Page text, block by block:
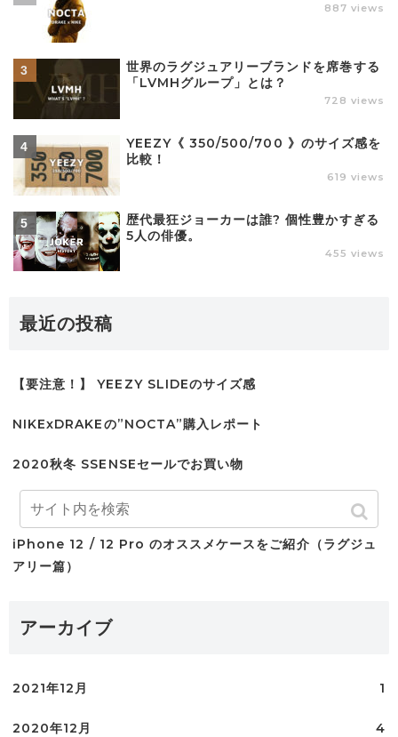
887 views
世界のラグジュアリーブランドを席巻する
「LVMHグループ」とは？
728 views
YEEZY《 350/500/700 》のサイズ感を
比較！
619 views
歴代最狂ジョーカーは誰? 個性豊かすぎる
5人の俳優。
455 views
最近の投稿
【要注意！】 YEEZY SLIDEのサイズ感
NIKExDRAKEの”NOCTA”購入レポート
2020秋冬 SSENSEセールでお買い物
【初心者にオススメ】 話題のCBD買ってみた
iPhone 12 / 12 Pro のオススメケースをご紹介（ラグジュ
アリー篇）
アーカイブ
2021年12月 1
2020年12月 4